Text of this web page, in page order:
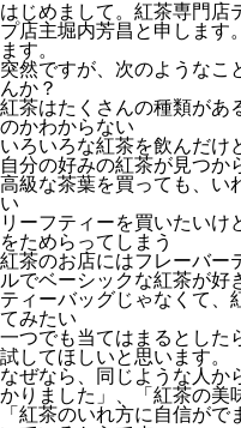
はじめまして。紅茶専門店
プ店主堀内芳昌と申します
ます。
突然ですが、次のようなこ
んか？
紅茶はたくさんの種類があ
のかわからない
いろいろな紅茶を飲んだけ
自分の好みの紅茶が見つか
高級な茶葉を買っても、い
い
リーフティーを買いたいけ
をためらってしまう
紅茶のお店にはフレーバー
ルでベーシックな紅茶が好
ティーバッグじゃなくて、
てみたい
一つでも当てはまるとした
試してほしいと思います。
なぜなら、同じような人か
かりました」、「紅茶の美
「紅茶のいれ方に自信が